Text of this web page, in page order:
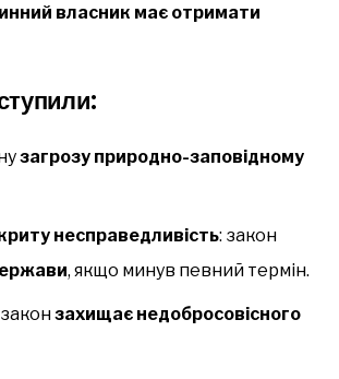
власник має отримати
загрозу природно-заповідному
несправедливість: закон
, якщо минув певний термін.
захищає недобросовісного